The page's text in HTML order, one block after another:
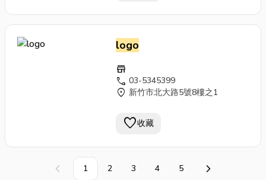
logo
store
call 03-5345399
location_on 新竹市北大路5號8樓之1
favorite收藏
上一頁 1 2 3 4 5 下一頁